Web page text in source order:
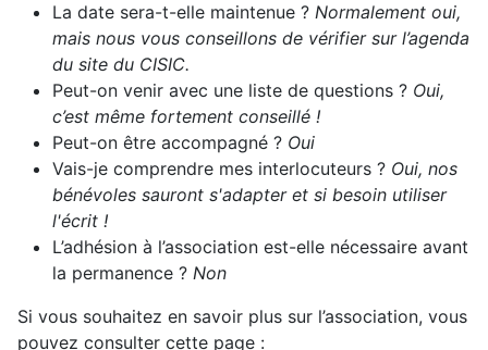
La date sera-t-elle maintenue ? Normalement oui,
mais nous vous conseillons de vérifier sur l’agenda
du site du CISIC.
Peut-on venir avec une liste de questions ? Oui,
c’est même fortement conseillé !
Peut-on être accompagné ? Oui
Vais-je comprendre mes interlocuteurs ? Oui, nos
bénévoles sauront s'adapter et si besoin utiliser
l'écrit !
L’adhésion à l’association est-elle nécessaire avant
la permanence ? Non
Si vous souhaitez en savoir plus sur l’association, vous
pouvez consulter cette page :